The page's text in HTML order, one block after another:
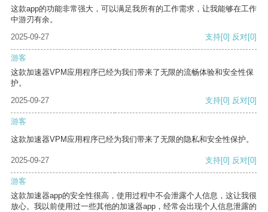
这款app的功能非常强大，可以满足我所有的工作需求，让我能够在工作
中游刃有余。
2025-09-27
支持[0] 反对[0]
游客
这款加速器VPM应用程序已经为我们带来了无限的流畅体验和安全性保
护。
2025-09-27
支持[0] 反对[0]
游客
这款加速器VPM应用程序已经为我们带来了无限的隐私和安全性保护。
2025-09-27 支持[0] 反对[0]
游客
这款加速器app的安全性很高，使用过程中不会泄露个人信息，这让我很
放心。我以前使用过一些其他的加速器app，经常会出现个人信息泄露的